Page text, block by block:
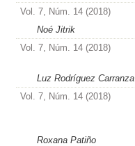
Vol. 7, Núm. 14 (2018)
Noé Jitrik
Vol. 7, Núm. 14 (2018)
Luz Rodríguez Carranza
Vol. 7, Núm. 14 (2018)
Roxana Patiño